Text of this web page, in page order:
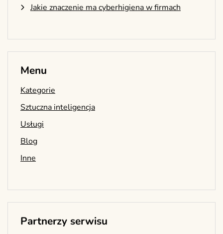
Jakie znaczenie ma cyberhigiena w firmach
Menu
Kategorie
Sztuczna inteligencja
Usługi
Blog
Inne
Partnerzy serwisu